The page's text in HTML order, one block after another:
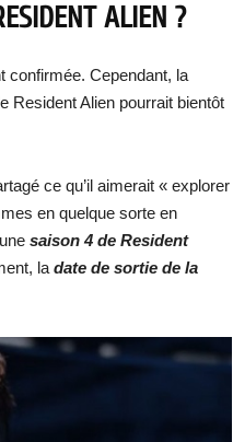
ALIEN ?
confirmée. Cependant, la
Resident Alien pourrait bientôt
ce qu’il aimerait « explorer
en quelque sorte en
saison 4 de Resident
la date de sortie de la